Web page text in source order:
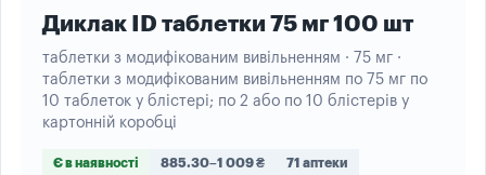
Диклак ID таблетки 75 мг 100 шт
таблетки з модифікованим вивільненням · 75 мг ·
таблетки з модифікованим вивільненням по 75 мг по
10 таблеток у блістері; по 2 або по 10 блістерів у
картонній коробці
Є в наявності 885.30–1 009 ₴ 71 аптеки